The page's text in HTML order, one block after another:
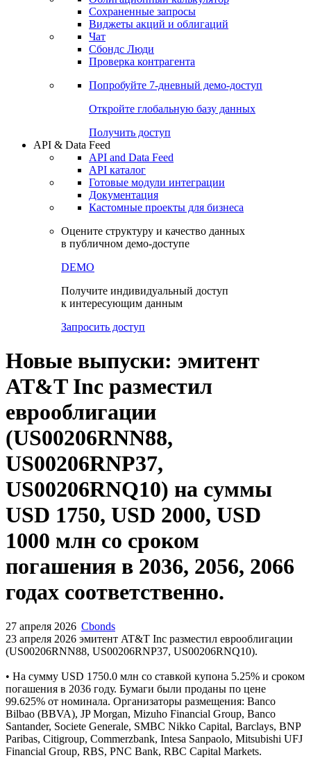
Сохраненные запросы
Виджеты акций и облигаций
Чат
Сбондс Люди
Проверка контрагента
Попробуйте 7-дневный демо-доступ
Откройте глобальную базу данных
Получить доступ
API & Data Feed
API and Data Feed
API каталог
Готовые модули интеграции
Документация
Кастомные проекты для бизнеса
Оцените структуру и качество данных
в публичном демо-доступе
DEMO
Получите индивидуальный доступ
к интересующим данным
Запросить доступ
Новые выпуски: эмитент
AT&T Inc разместил
еврооблигации
(US00206RNN88,
US00206RNP37,
US00206RNQ10) на суммы
USD 1750, USD 2000, USD
1000 млн со сроком
погашения в 2036, 2056, 2066
годах соответственно.
27 апреля 2026 Cbonds
23 апреля 2026 эмитент AT&T Inc разместил еврооблигации
(US00206RNN88, US00206RNP37, US00206RNQ10).
• На сумму USD 1750.0 млн cо ставкой купона 5.25% и сроком
погашения в 2036 году. Бумаги были проданы по цене
99.625% от номинала. Организаторы размещения: Banco
Bilbao (BBVA), JP Morgan, Mizuho Financial Group, Banco
Santander, Societe Generale, SMBC Nikko Capital, Barclays, BNP
Paribas, Citigroup, Commerzbank, Intesa Sanpaolo, Mitsubishi UFJ
Financial Group, RBS, PNC Bank, RBC Capital Markets.